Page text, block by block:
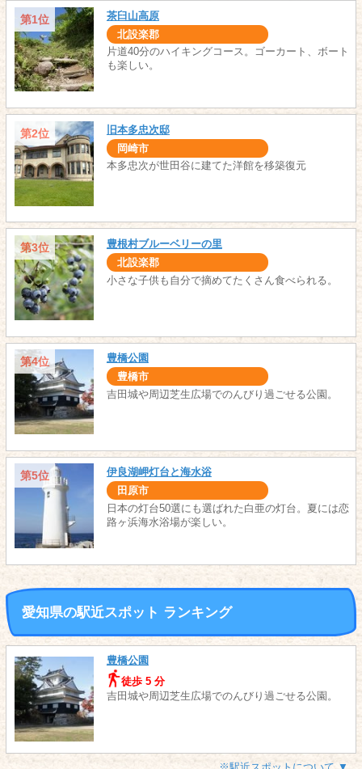
第1位 茶臼山高原
北設楽郡
片道40分のハイキングコース。ゴーカート、ボート
も楽しい。
第2位 旧本多忠次邸
岡崎市
本多忠次が世田谷に建てた洋館を移築復元
第3位 豊根村ブルーベリーの里
北設楽郡
小さな子供も自分で摘めてたくさん食べられる。
第4位 豊橋公園
豊橋市
吉田城や周辺芝生広場でのんびり過ごせる公園。
第5位 伊良湖岬灯台と海水浴
田原市
日本の灯台50選にも選ばれた白亜の灯台。夏には恋
路ヶ浜海水浴場が楽しい。
愛知県の駅近スポット ランキング
豊橋公園
徒歩 5 分
吉田城や周辺芝生広場でのんびり過ごせる公園。